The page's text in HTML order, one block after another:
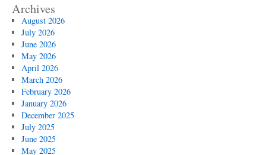
Archives
August 2026
July 2026
June 2026
May 2026
April 2026
March 2026
February 2026
January 2026
December 2025
July 2025
June 2025
May 2025